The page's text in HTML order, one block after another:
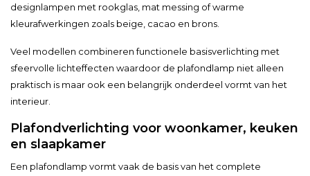
designlampen met rookglas, mat messing of warme
kleurafwerkingen zoals beige, cacao en brons.
Veel modellen combineren functionele basisverlichting met
sfeervolle lichteffecten waardoor de plafondlamp niet alleen
praktisch is maar ook een belangrijk onderdeel vormt van het
interieur.
Plafondverlichting voor woonkamer, keuken
en slaapkamer
Een plafondlamp vormt vaak de basis van het complete